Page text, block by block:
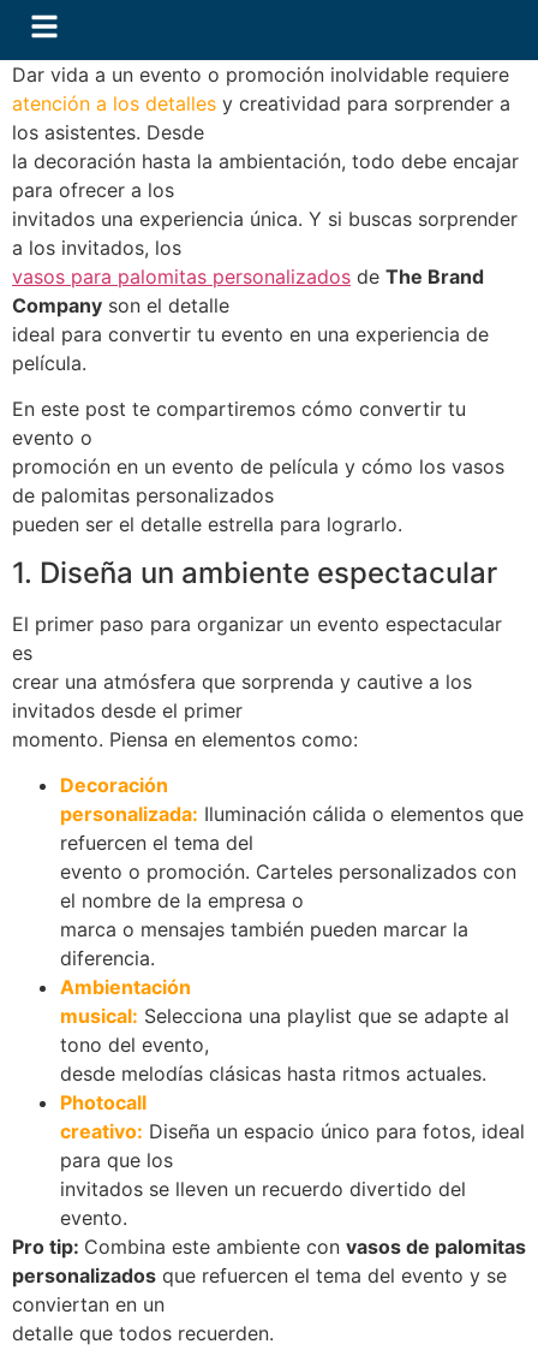
Dar vida a un evento o promoción inolvidable requiere
atención a los detalles y creatividad para sorprender a
los asistentes. Desde
la decoración hasta la ambientación, todo debe encajar
para ofrecer a los
invitados una experiencia única. Y si buscas sorprender
a los invitados, los
vasos para palomitas personalizados de The Brand
Company son el detalle
ideal para convertir tu evento en una experiencia de
película.
En este post te compartiremos cómo convertir tu
evento o
promoción en un evento de película y cómo los vasos
de palomitas personalizados
pueden ser el detalle estrella para lograrlo.
1. Diseña un ambiente espectacular
El primer paso para organizar un evento espectacular
es
crear una atmósfera que sorprenda y cautive a los
invitados desde el primer
momento. Piensa en elementos como:
Decoración
personalizada: Iluminación cálida o elementos que
refuercen el tema del
evento o promoción. Carteles personalizados con
el nombre de la empresa o
marca o mensajes también pueden marcar la
diferencia.
Ambientación
musical: Selecciona una playlist que se adapte al
tono del evento,
desde melodías clásicas hasta ritmos actuales.
Photocall
creativo: Diseña un espacio único para fotos, ideal
para que los
invitados se lleven un recuerdo divertido del
evento.
Pro tip: Combina este ambiente con vasos de palomitas
personalizados que refuercen el tema del evento y se
conviertan en un
detalle que todos recuerden.